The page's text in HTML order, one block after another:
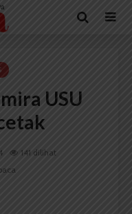
USU
141 dilihat